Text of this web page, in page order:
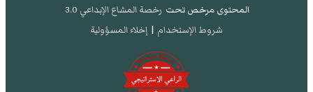
المحتوى مرخص تحت رخصة المشاع الإبداعي 3.0
شروط الإستخدام | إخلاء المسؤولية